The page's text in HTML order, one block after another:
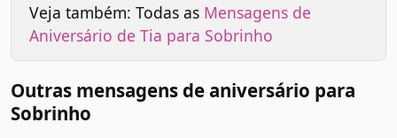
Veja também: Todas as Mensagens de
Aniversário de Tia para Sobrinho
Outras mensagens de aniversário para
Sobrinho